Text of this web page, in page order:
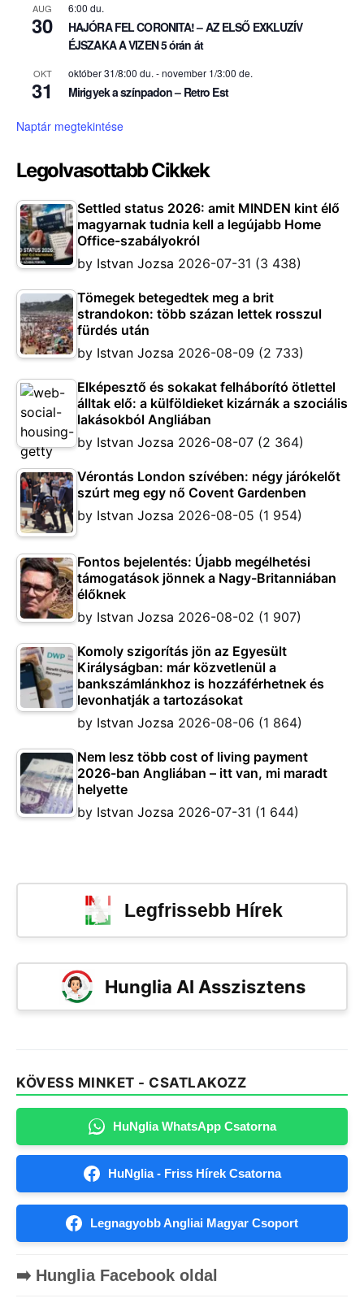
AUG
30
6:00 du.
HAJÓRA FEL CORONITA! – AZ ELSŐ EXKLUZÍV
ÉJSZAKA A VIZEN 5 órán át
OKT
31
október 31/8:00 du. -november 1/3:00 de.
Mirigyek a színpadon – Retro Est
Naptár megtekintése
Legolvasottabb Cikkek
Settled status 2026: amit MINDEN kint élő
magyarnak tudnia kell a legújabb Home
Office-szabályokról
by Istvan Jozsa 2026-07-31 (3 438)
Tömegek betegedtek meg a brit
strandokon: több százan lettek rosszul
fürdés után
by Istvan Jozsa 2026-08-09 (2 733)
Elképesztő és sokakat felháborító ötlettel
álltak elő: a külföldieket kizárnák a szociális
lakásokból Angliában
by Istvan Jozsa 2026-08-07 (2 364)
Vérontás London szívében: négy járókelőt
szúrt meg egy nő Covent Gardenben
by Istvan Jozsa 2026-08-05 (1 954)
Fontos bejelentés: Újabb megélhetési
támogatások jönnek a Nagy-Britanniában
élőknek
by Istvan Jozsa 2026-08-02 (1 907)
Komoly szigorítás jön az Egyesült
Királyságban: már közvetlenül a
bankszámlánkhoz is hozzáférhetnek és
levonhatják a tartozásokat
by Istvan Jozsa 2026-08-06 (1 864)
Nem lesz több cost of living payment
2026-ban Angliában – itt van, mi maradt
helyette
by Istvan Jozsa 2026-07-31 (1 644)
Legfrissebb Hírek
Hunglia AI Asszisztens
KÖVESS MINKET - CSATLAKOZZ
HuNglia WhatsApp Csatorna
HuNglia - Friss Hírek Csatorna
Legnagyobb Angliai Magyar Csoport
➡️ Hunglia Facebook oldal